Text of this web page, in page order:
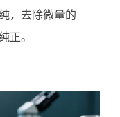
，去除微量的
正。